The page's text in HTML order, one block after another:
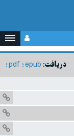
دریافت: epub
pdf